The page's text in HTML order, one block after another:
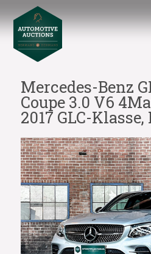
Mercedes-Benz
Coupe 3.0 V6
2017 GLC-